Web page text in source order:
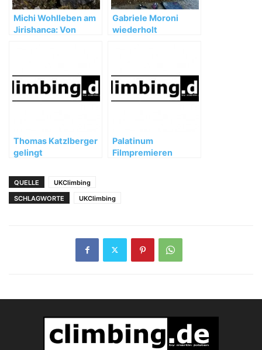
Michi Wohlleben am
Jirishanca: Von
Erfahrungen
Gabriele Moroni
wiederholt
Thomas Katzlberger
gelingt
Loskot 9a's
Palatinum
Filmpremieren
QUELLE
UKClimbing
SCHLAGWORTE
UKClimbing